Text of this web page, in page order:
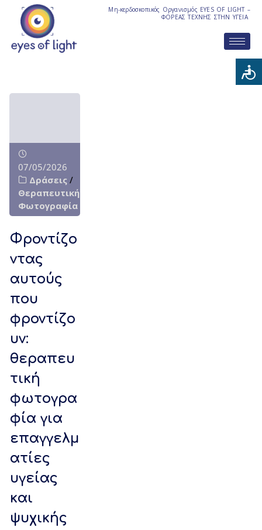
Μη-κερδοσκοπικός Οργανισμός EYES OF LIGHT –
ΦΟΡΕΑΣ ΤΕΧΝΗΣ ΣΤΗΝ ΥΓΕΙΑ
07/05/2026
Δράσεις /
Θεραπευτική
Φωτογραφία
Φροντίζο
ντας
αυτούς
που
φροντίζο
υν:
θεραπευ
τική
φωτογρα
φία για
επαγγελμ
ατίες
υγείας
και
ψυχικής